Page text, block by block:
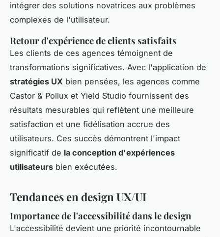
intégrer des solutions novatrices aux problèmes
complexes de l'utilisateur.
Retour d'expérience de clients satisfaits
Les clients de ces agences témoignent de
transformations significatives. Avec l'application de
stratégies UX bien pensées, les agences comme
Castor & Pollux et Yield Studio fournissent des
résultats mesurables qui reflètent une meilleure
satisfaction et une fidélisation accrue des
utilisateurs. Ces succès démontrent l'impact
significatif de la conception d'expériences
utilisateurs bien exécutées.
Tendances en design UX/UI
Importance de l'accessibilité dans le design
L'accessibilité devient une priorité incontournable